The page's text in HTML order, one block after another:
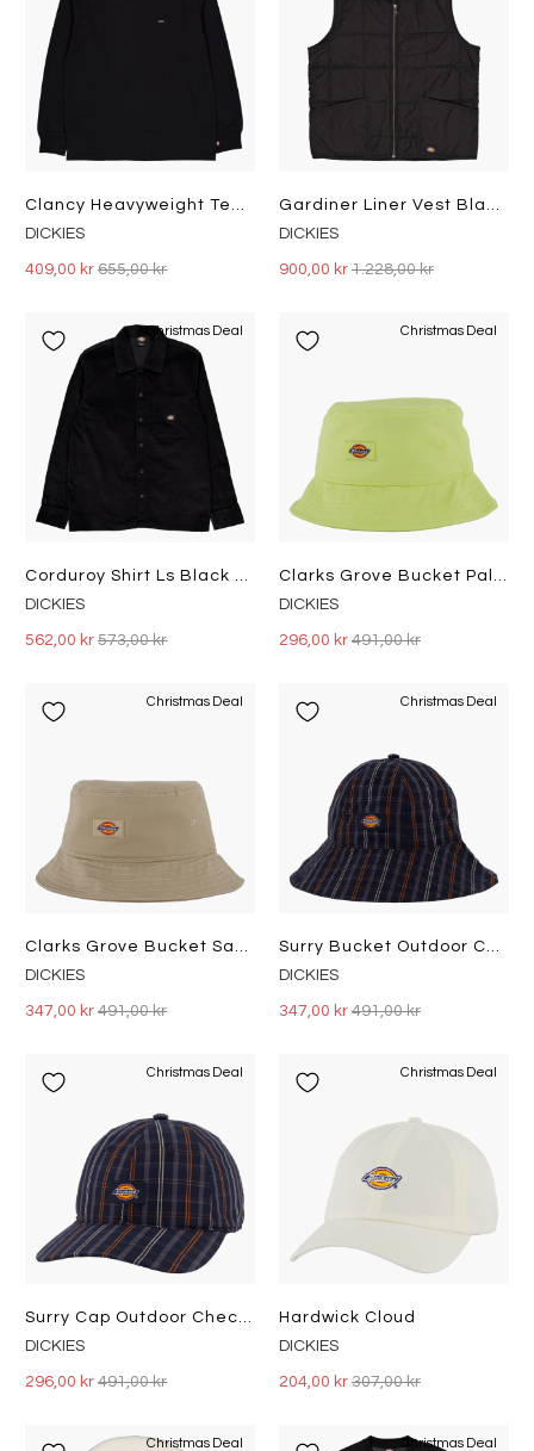
Clancy Heavyweight Tee Ls Blac Black
DICKIES
409,00 kr655,00 kr
Gardiner Liner Vest Black Black
DICKIES
900,00 kr 1.228,00 kr
Christmas Deal
Corduroy Shirt Ls Black Black
DICKIES
562,00 kr573,00 kr
Christmas Deal
Clarks Grove Bucket Pale Green
DICKIES
296,00 kr 491,00 kr
Christmas Deal
DICKIES
347,00 kr491,00 kr
Christmas Deal
DICKIES
347,00 kr 491,00 kr
Christmas Deal
DICKIES
296,00 kr491,00 kr
Christmas Deal
Hardwick Cloud
DICKIES
204,00 kr 307,00 kr
Christmas Deal Christmas Deal